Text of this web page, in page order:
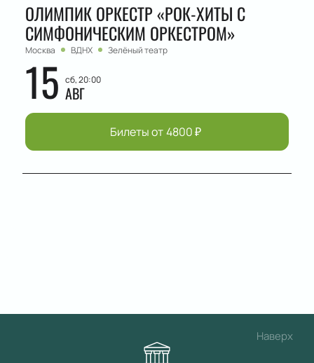
ОЛИМПИК ОРКЕСТР «РОК-ХИТЫ С
СИМФОНИЧЕСКИМ ОРКЕСТРОМ»
Москва ВДНХ Зелёный театр
15 сб, 20:00
АВГ
Билеты от4800₽
Наверх